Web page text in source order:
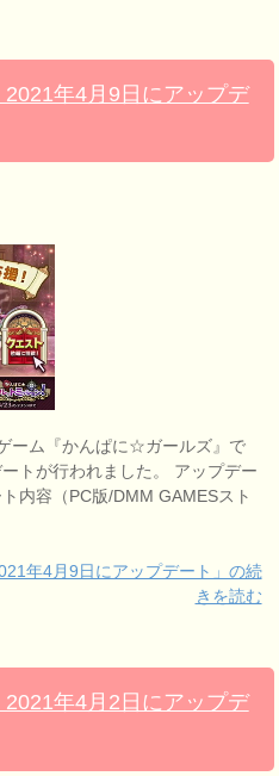
年4月9日にアップデ
ーム『かんぱに☆ガールズ』で
トが行われました。 アップデー
内容（PC版/DMM GAMESスト
年4月9日にアップデート」の続
きを読む
年4月2日にアップデ